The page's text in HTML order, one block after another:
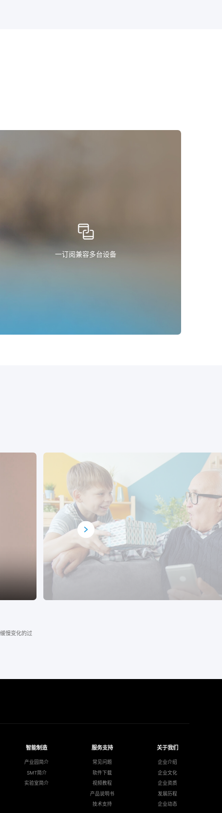
一订阅兼容多台设备
慢变化的过
智能制造
产业园简介
SMT简介
实验室简介
服务支持
常见问题
软件下载
视频教程
产品说明书
技术支持
关于我们
企业介绍
企业文化
企业资质
发展历程
企业动态